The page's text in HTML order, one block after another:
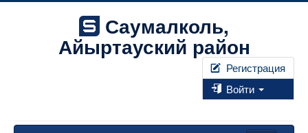
Саумалколь,
Айыртауский район
Регистрация
Войти